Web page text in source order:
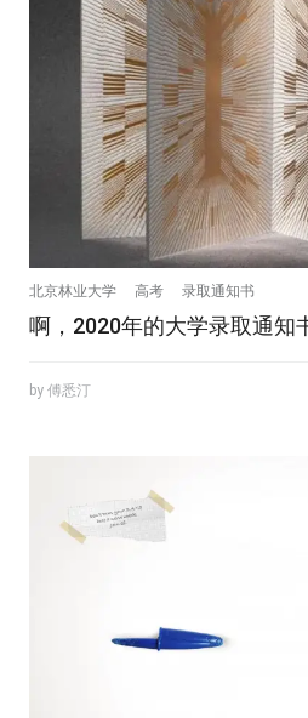
北京林业大学 高考 录取通知书
啊，2020年的大学录取通知
by 傅悉汀